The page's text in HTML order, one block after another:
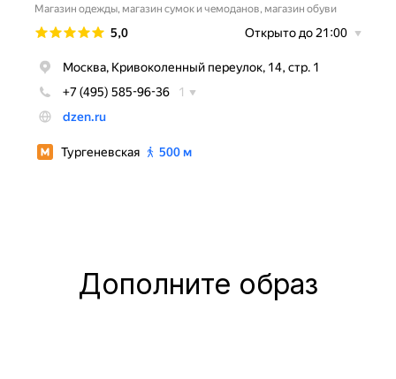
Дополните образ